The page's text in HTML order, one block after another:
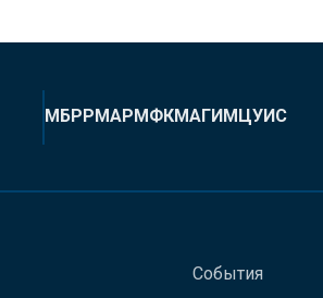
МБРРМАРМФКМАГИМЦУИС
События